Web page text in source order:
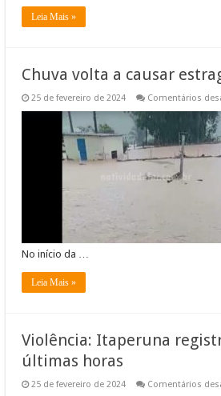
Leia Mais »
Chuva volta a causar
25 de fevereiro de 2024 Comentários
No início da …
Leia Mais »
Violência: Itaperuna
últimas horas
25 de fevereiro de 2024 Comentários